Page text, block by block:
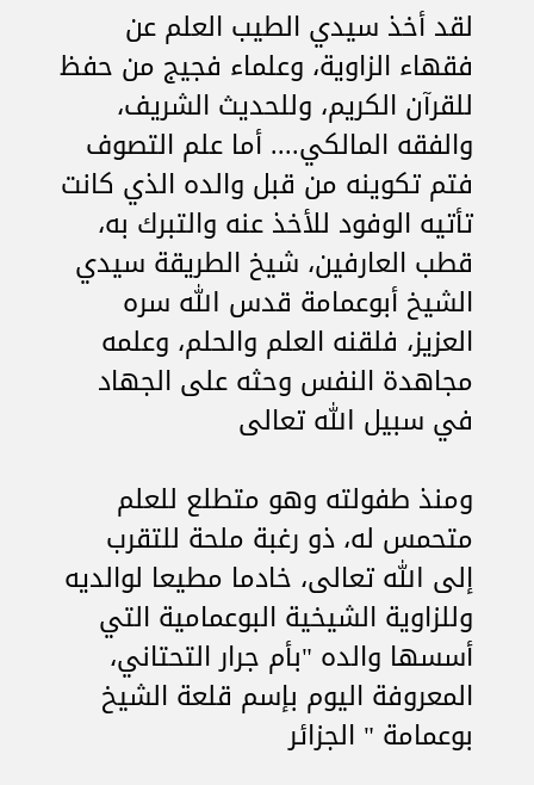
لقد أخذ سيدي الطيب العلم عن
فقهاء الزاوية، وعلماء فجيج من حفظ
للقرآن الكريم، وللحديث الشريف،
والفقه المالكي.... أما علم التصوف
فتم تكوينه من قبل والده الذي كانت
تأتيه الوفود للأخذ عنه والتبرك به،
قطب العارفين، شيخ الطريقة سيدي
الشيخ أبوعمامة قدس الله سره
العزيز، فلقنه العلم والحلم، وعلمه
مجاهدة النفس وحثه على الجهاد
في سبيل الله تعالى
ومنذ طفولته وهو متطلع للعلم
متحمس له، ذو رغبة ملحة للتقرب
إلى الله تعالى، خادما مطيعا لوالديه
وللزاوية الشيخية البوعمامية التي
أسسها والده "بأم جرار التحتاني،
المعروفة اليوم بإسم قلعة الشيخ
بوعمامة " الجزائر